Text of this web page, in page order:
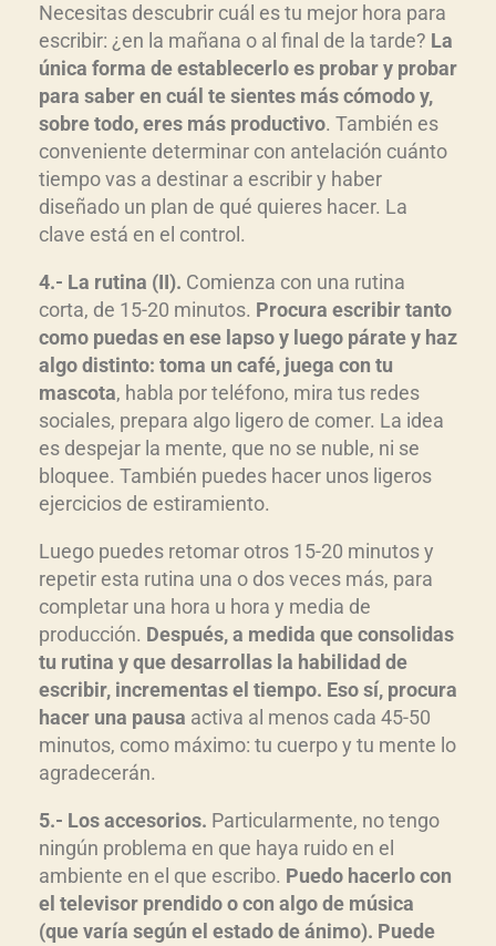
Necesitas descubrir cuál es tu mejor hora para
escribir: ¿en la mañana o al final de la tarde? La
única forma de establecerlo es probar y probar
para saber en cuál te sientes más cómodo y,
sobre todo, eres más productivo. También es
conveniente determinar con antelación cuánto
tiempo vas a destinar a escribir y haber
diseñado un plan de qué quieres hacer. La
clave está en el control.
4.- La rutina (II). Comienza con una rutina
corta, de 15-20 minutos. Procura escribir tanto
como puedas en ese lapso y luego párate y haz
algo distinto: toma un café, juega con tu
mascota, habla por teléfono, mira tus redes
sociales, prepara algo ligero de comer. La idea
es despejar la mente, que no se nuble, ni se
bloquee. También puedes hacer unos ligeros
ejercicios de estiramiento.
Luego puedes retomar otros 15-20 minutos y
repetir esta rutina una o dos veces más, para
completar una hora u hora y media de
producción. Después, a medida que consolidas
tu rutina y que desarrollas la habilidad de
escribir, incrementas el tiempo. Eso sí, procura
hacer una pausa activa al menos cada 45-50
minutos, como máximo: tu cuerpo y tu mente lo
agradecerán.
5.- Los accesorios. Particularmente, no tengo
ningún problema en que haya ruido en el
ambiente en el que escribo. Puedo hacerlo con
el televisor prendido o con algo de música
(que varía según el estado de ánimo). Puede